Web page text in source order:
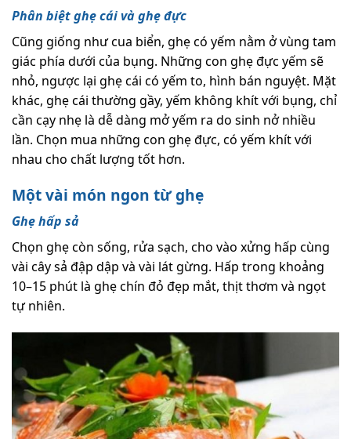
Phân biệt ghẹ cái và ghẹ đực
Cũng giống như cua biển, ghẹ có yếm nằm ở vùng tam
giác phía dưới của bụng. Những con ghẹ đực yếm sẽ
nhỏ, ngược lại ghẹ cái có yếm to, hình bán nguyệt. Mặt
khác, ghẹ cái thường gầy, yếm không khít với bụng, chỉ
cần cạy nhẹ là dễ dàng mở yếm ra do sinh nở nhiều
lần. Chọn mua những con ghẹ đực, có yếm khít với
nhau cho chất lượng tốt hơn.
Một vài món ngon từ ghẹ
Ghẹ hấp sả
Chọn ghẹ còn sống, rửa sạch, cho vào xửng hấp cùng
vài cây sả đập dập và vài lát gừng. Hấp trong khoảng
10–15 phút là ghẹ chín đỏ đẹp mắt, thịt thơm và ngọt
tự nhiên.